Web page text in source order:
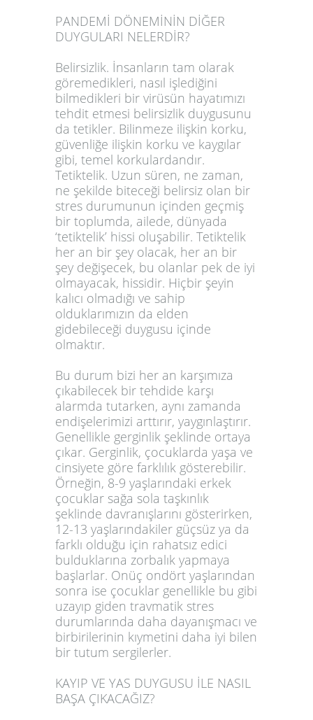
PANDEMİ DÖNEMİNİN DİĞER
DUYGULARI NELERDİR?
Belirsizlik. İnsanların tam olarak
göremedikleri, nasıl işlediğini
bilmedikleri bir virüsün hayatımızı
tehdit etmesi belirsizlik duygusunu
da tetikler. Bilinmeze ilişkin korku,
güvenliğe ilişkin korku ve kaygılar
gibi, temel korkulardandır.
Tetiktelik. Uzun süren, ne zaman,
ne şekilde biteceği belirsiz olan bir
stres durumunun içinden geçmiş
bir toplumda, ailede, dünyada
‘tetiktelik’ hissi oluşabilir. Tetiktelik
her an bir şey olacak, her an bir
şey değişecek, bu olanlar pek de iyi
olmayacak, hissidir. Hiçbir şeyin
kalıcı olmadığı ve sahip
olduklarımızın da elden
gidebileceği duygusu içinde
olmaktır.
Bu durum bizi her an karşımıza
çıkabilecek bir tehdide karşı
alarmda tutarken, aynı zamanda
endişelerimizi arttırır, yaygınlaştırır.
Genellikle gerginlik şeklinde ortaya
çıkar. Gerginlik, çocuklarda yaşa ve
cinsiyete göre farklılık gösterebilir.
Örneğin, 8-9 yaşlarındaki erkek
çocuklar sağa sola taşkınlık
şeklinde davranışlarını gösterirken,
12-13 yaşlarındakiler güçsüz ya da
farklı olduğu için rahatsız edici
bulduklarına zorbalık yapmaya
başlarlar. Onüç ondört yaşlarından
sonra ise çocuklar genellikle bu gibi
uzayıp giden travmatik stres
durumlarında daha dayanışmacı ve
birbirilerinin kıymetini daha iyi bilen
bir tutum sergilerler.
KAYIP VE YAS DUYGUSU İLE NASIL
BAŞA ÇIKACAĞIZ?